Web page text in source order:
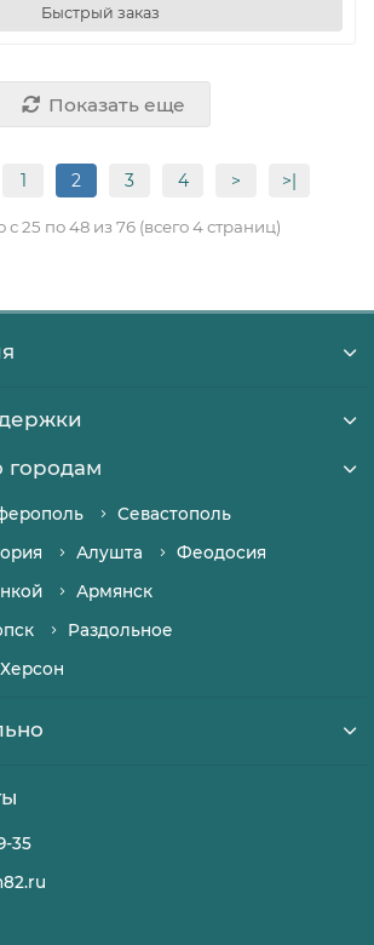
Быстрый заказ
Показать еще
1 2 3 4 > >|
с 25 по 48 из 76 (всего 4 страниц)
городам
Севастополь
Алушта
Феодосия
Армянск
Раздольное
Херсон
35